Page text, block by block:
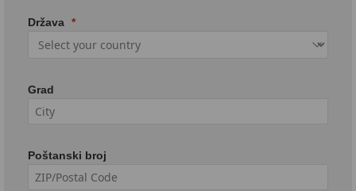
Država
Grad
Poštanski broj